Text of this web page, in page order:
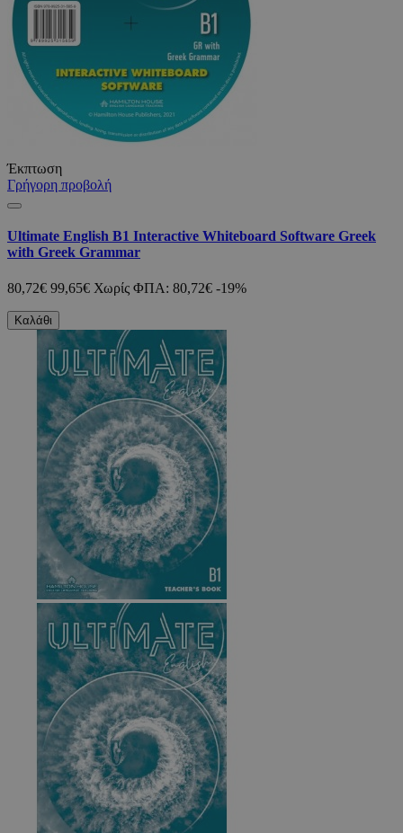
Έκπτωση
Γρήγορη προβολή
Ultimate English B1 Interactive Whiteboard Software Greek
with Greek Grammar
80,72€ 99,65€ Χωρίς ΦΠΑ: 80,72€ -19%
Καλάθι